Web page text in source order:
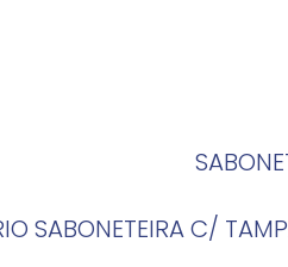
SABONETEIRA C/